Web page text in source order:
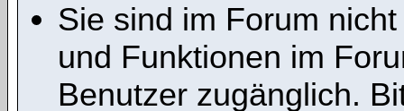
Sie sind im Forum
und Funktionen im
Benutzer zugänglich.